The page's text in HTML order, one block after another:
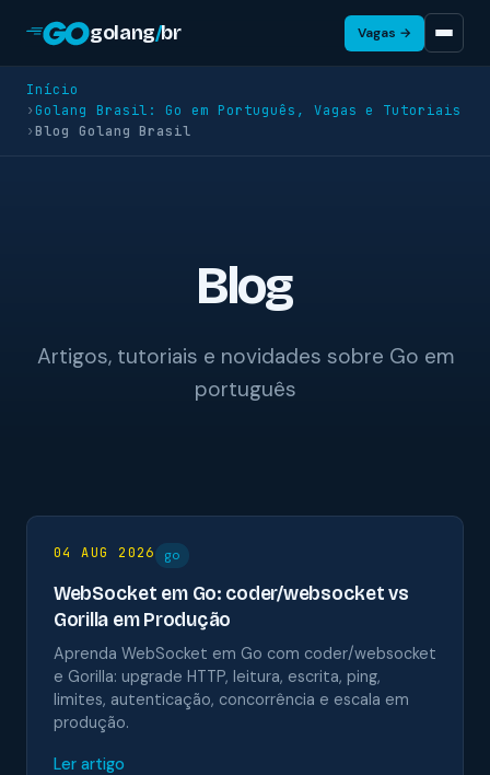
golang/br Vagas →
Início
› Golang Brasil: Go em Português, Vagas e Tutoriais
›Blog Golang Brasil
Blog
Artigos, tutoriais e novidades sobre Go em
português
04 AUG 2026 go
WebSocket em Go: coder/websocket vs
Gorilla em Produção
Aprenda WebSocket em Go com coder/websocket
e Gorilla: upgrade HTTP, leitura, escrita, ping,
limites, autenticação, concorrência e escala em
produção.
Ler artigo